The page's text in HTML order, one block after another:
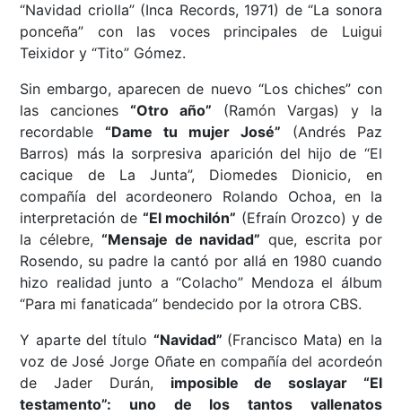
“Navidad criolla” (Inca Records, 1971) de “La sonora
ponceña” con las voces principales de Luigui
Teixidor y “Tito” Gómez.
Sin embargo, aparecen de nuevo “Los chiches” con
las canciones“Otro año” (Ramón Vargas) y la
recordable“Dame tu mujer José” (Andrés Paz
Barros) más la sorpresiva aparición del hijo de “El
cacique de La Junta”, Diomedes Dionicio, en
compañía del acordeonero Rolando Ochoa, en la
interpretación de “El mochilón” (Efraín Orozco) y de
la célebre, “Mensaje de navidad” que, escrita por
Rosendo, su padre la cantó por allá en 1980 cuando
hizo realidad junto a “Colacho” Mendoza el álbum
“Para mi fanaticada” bendecido por la otrora CBS.
Y aparte del título “Navidad” (Francisco Mata) en la
voz de José Jorge Oñate en compañía del acordeón
de Jader Durán, imposible de soslayar “El
testamento”: uno de los tantos vallenatos